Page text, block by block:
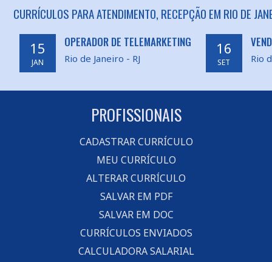
CURRÍCULOS PARA ATENDIMENTO, RECEPÇÃO EM RIO DE
15
JAN
OPERADOR DE TELEMARKETING
Rio de Janeiro - RJ
16
SET Rio
PROFISSIONAIS
CADASTRAR CURRÍCULO
MEU CURRÍCULO
ALTERAR CURRÍCULO
SALVAR EM PDF
SALVAR EM DOC
CURRÍCULOS ENVIADOS
CALCULADORA SALARIAL